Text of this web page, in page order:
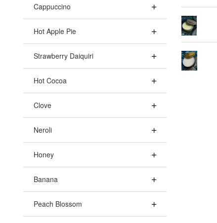
Cappuccino
Hot Apple Pie
Strawberry Daiquiri
Hot Cocoa
Clove
Neroli
Honey
Banana
Peach Blossom